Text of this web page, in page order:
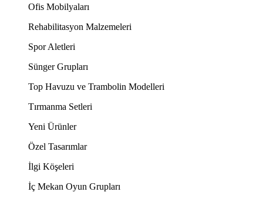
Ofis Mobilyaları
Rehabilitasyon Malzemeleri
Spor Aletleri
Sünger Grupları
Top Havuzu ve Trambolin Modelleri
Tırmanma Setleri
Yeni Ürünler
Özel Tasarımlar
İlgi Köşeleri
İç Mekan Oyun Grupları